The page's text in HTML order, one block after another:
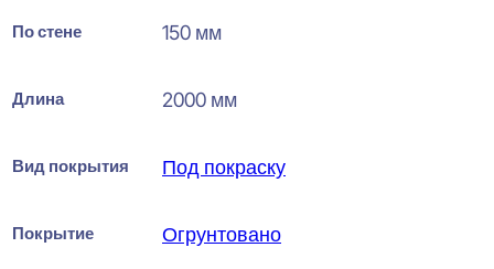
По стене 150 мм
Длина 2000 мм
Вид покрытия Под покраску
Покрытие Огрунтовано